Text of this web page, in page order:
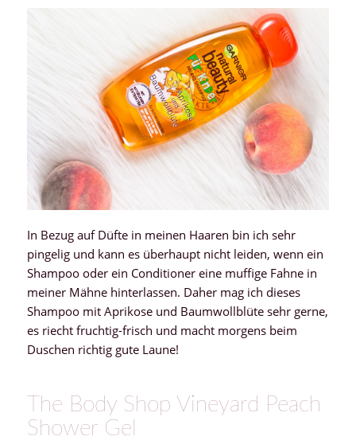
In Bezug auf Düfte in meinen Haaren bin ich sehr
pingelig und kann es überhaupt nicht leiden, wenn ein
Shampoo oder ein Conditioner eine muffige Fahne in
meiner Mähne hinterlassen. Daher mag ich dieses
Shampoo mit Aprikose und Baumwollblüte sehr gerne,
es riecht fruchtig-frisch und macht morgens beim
Duschen richtig gute Laune!
The Body Shop Vineyard Peach
Shower Gel